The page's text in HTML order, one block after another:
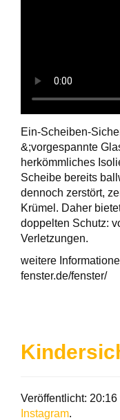
Ein-Scheiben-
&;vorgespannte
herkömmliches
Scheibe bereits
dennoch zerstört,
Krümel. Daher
doppelten Schutz:
Verletzungen.
weitere
fenster.de/fenster/
Veröffentlicht: 20:16
Instagram.